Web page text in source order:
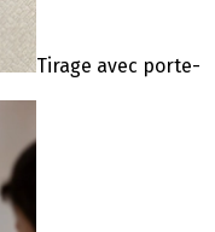
Tirage avec porte-